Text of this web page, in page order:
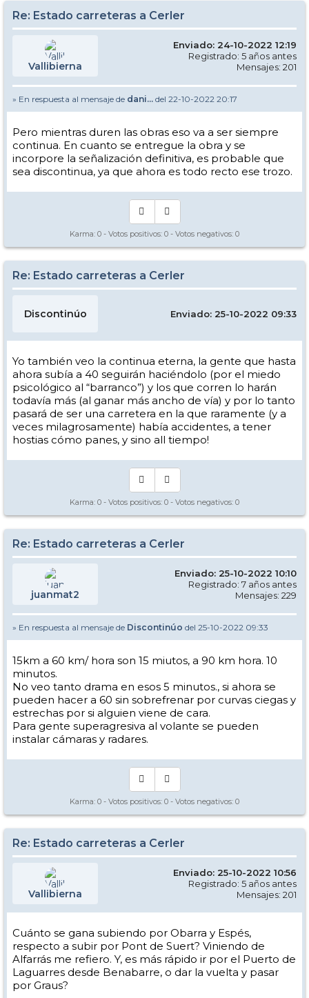
Re: Estado carreteras a Cerler
Vallibierna
Enviado: 24-10-2022 12:19
Registrado: 5 años antes
Mensajes: 201
» En respuesta al mensaje de dani... del 22-10-2022 20:17
Pero mientras duren las obras eso va a ser siempre
continua. En cuanto se entregue la obra y se
incorpore la señalización definitiva, es probable que
sea discontinua, ya que ahora es todo recto ese trozo.
Karma: 0 - Votos positivos: 0 - Votos negativos: 0
Re: Estado carreteras a Cerler
Discontinúo Enviado: 25-10-2022 09:33
Yo también veo la continua eterna, la gente que hasta
ahora subía a 40 seguirán haciéndolo (por el miedo
psicológico al “barranco”) y los que corren lo harán
todavía más (al ganar más ancho de vía) y por lo tanto
pasará de ser una carretera en la que raramente (y a
veces milagrosamente) había accidentes, a tener
hostias cómo panes, y sino all tiempo!
Karma: 0 - Votos positivos: 0 - Votos negativos: 0
Re: Estado carreteras a Cerler
juanmat2
Enviado: 25-10-2022 10:10
Registrado: 7 años antes
Mensajes: 229
» En respuesta al mensaje de Discontinúo del 25-10-2022 09:33
15km a 60 km/ hora son 15 miutos, a 90 km hora. 10
minutos.
No veo tanto drama en esos 5 minutos., si ahora se
pueden hacer a 60 sin sobrefrenar por curvas ciegas y
estrechas por si alguien viene de cara.
Para gente superagresiva al volante se pueden
instalar cámaras y radares.
Karma: 0 - Votos positivos: 0 - Votos negativos: 0
Re: Estado carreteras a Cerler
Vallibierna
Enviado: 25-10-2022 10:56
Registrado: 5 años antes
Mensajes: 201
Cuánto se gana subiendo por Obarra y Espés,
respecto a subir por Pont de Suert? Viniendo de
Alfarrás me refiero. Y, es más rápido ir por el Puerto de
Laguarres desde Benabarre, o dar la vuelta y pasar
por Graus?